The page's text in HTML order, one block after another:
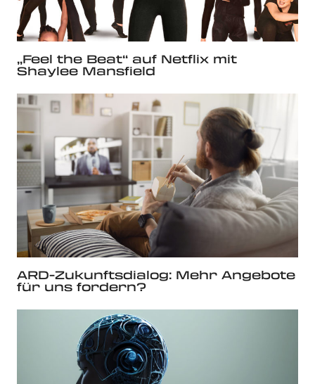
„Feel the Beat“ auf Netflix mit
Shaylee Mansfield
ARD-Zukunftsdialog: Mehr Angebote
für uns fordern?